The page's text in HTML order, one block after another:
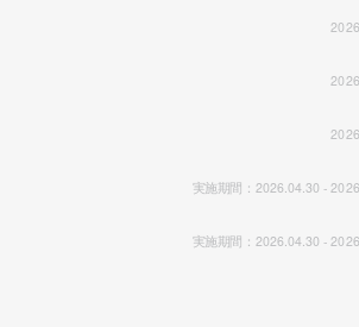
実施期間：2026.04.30 -
実施期間：2026.04.30 -